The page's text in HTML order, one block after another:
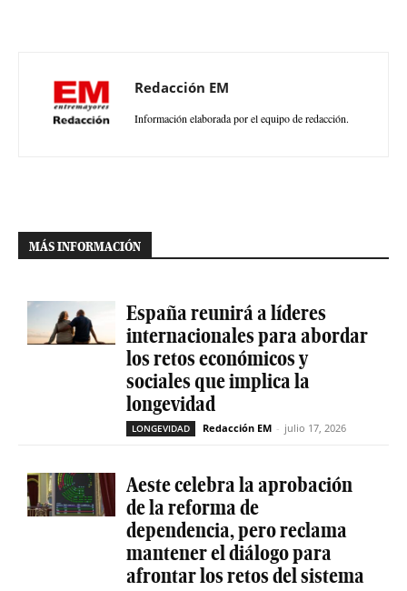
Redacción EM
Información elaborada por el equipo de redacción.
MÁS INFORMACIÓN
España reunirá a líderes
internacionales para abordar
los retos económicos y
sociales que implica la
longevidad
LONGEVIDAD Redacción EM - julio 17, 2026
Aeste celebra la aprobación
de la reforma de
dependencia, pero reclama
mantener el diálogo para
afrontar los retos del sistema